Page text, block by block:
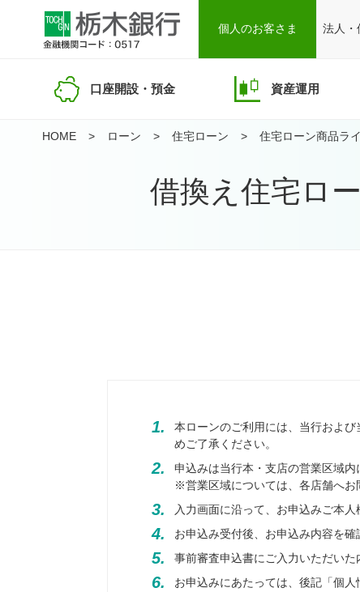
個人のお客さま 法人・
口座開設・預金 資産運用
HOME ローン 住宅ローン 住宅ローン商品ラ
借換え住宅ロ
1.
本ローンのご利用には、当行およ
めご了承ください。
2.
申込みは当行本・支店の営業区域内
※営業区域については、各店舗へお
3. 入力画面に沿って、お申込みご本
4. お申込み受付後、お申込み内容を
5. 事前審査申込書にご入力いただい
6. お申込みにあたっては、後記「個